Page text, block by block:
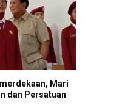
Mari
dan Persatuan